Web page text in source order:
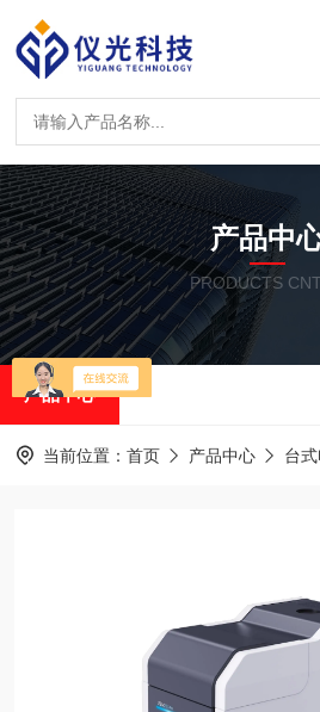
产品中
PRODUCTS
产品中心
当前位置： 首页 产品中心 台